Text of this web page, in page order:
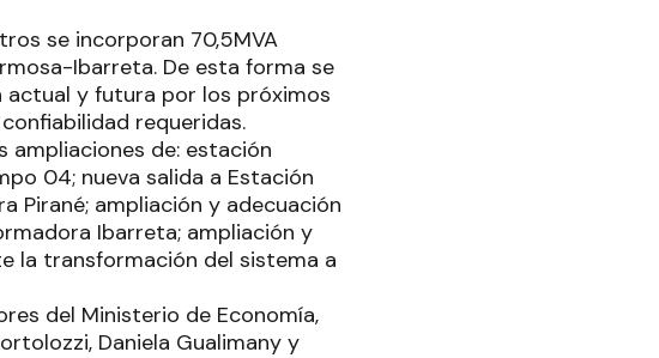
se incorporan 70,5MVA
Ibarreta. De esta forma se
actual y futura por los próximos
requeridas.
ampliaciones de: estación
04; nueva salida a Estación
Pirané; ampliación y adecuación
Ibarreta; ampliación y
la transformación del sistema a
del Ministerio de Economía,
Daniela Gualimany y